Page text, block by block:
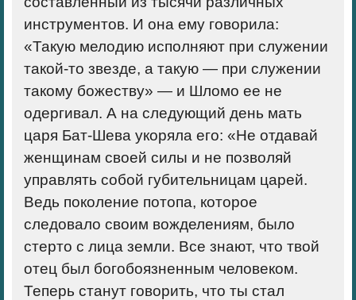
инструментов. И она ему говорила:
«Такую мелодию исполняют при служении
такой-то звезде, а такую — при служении
такому божеству» — и Шломо ее не
одергивал. А на следующий день мать
царя Бат-Шева укоряла его: «Не отдавай
женщинам своей силы и не позволяй
управлять собой губительницам царей.
Ведь поколение потопа, которое
следовало своим вожделениям, было
стерто с лица земли. Все знают, что твой
отец был богобоязненным человеком.
Теперь станут говорить, что ты стал